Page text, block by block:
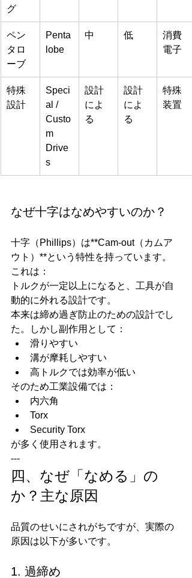
グ
ペン
タロ
ーブ
Penta
lobe
中 低
消費
電子
特殊
設計
Speci
al /
Custo
m
Drive
s
設計
によ
る
設計
によ
る
特殊
装置
なぜ十字はなめやすいのか？
十字（Phillips）は**Cam-out（カムア
ウト）**という特性を持っています。
これは：
トルクが一定以上になると、工具が自
動的に外れる設計です。
本来は締め過ぎ防止のための設計でし
た。しかし副作用として：
滑りやすい
溝が摩耗しやすい
高トルクでは効率が低い
そのため工業設備では：
内六角
Torx
Security Torx
が多く使用されます。
---
四、なぜ「なめる」の
か？主な原因
品質のせいにされがちですが、実際の
原因は以下が多いです。
1. 過締め